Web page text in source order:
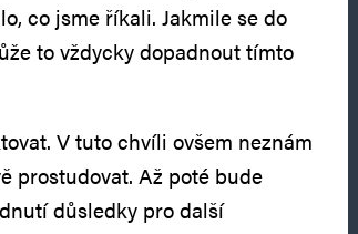
co jsme říkali. Jakmile se do
to vždycky dopadnout tímto
V tuto chvíli ovšem neznám
prostudovat. Až poté bude
důsledky pro další